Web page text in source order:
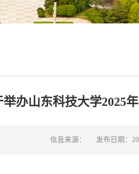
举办山东科技大学2025
信息来源： 发布日期：